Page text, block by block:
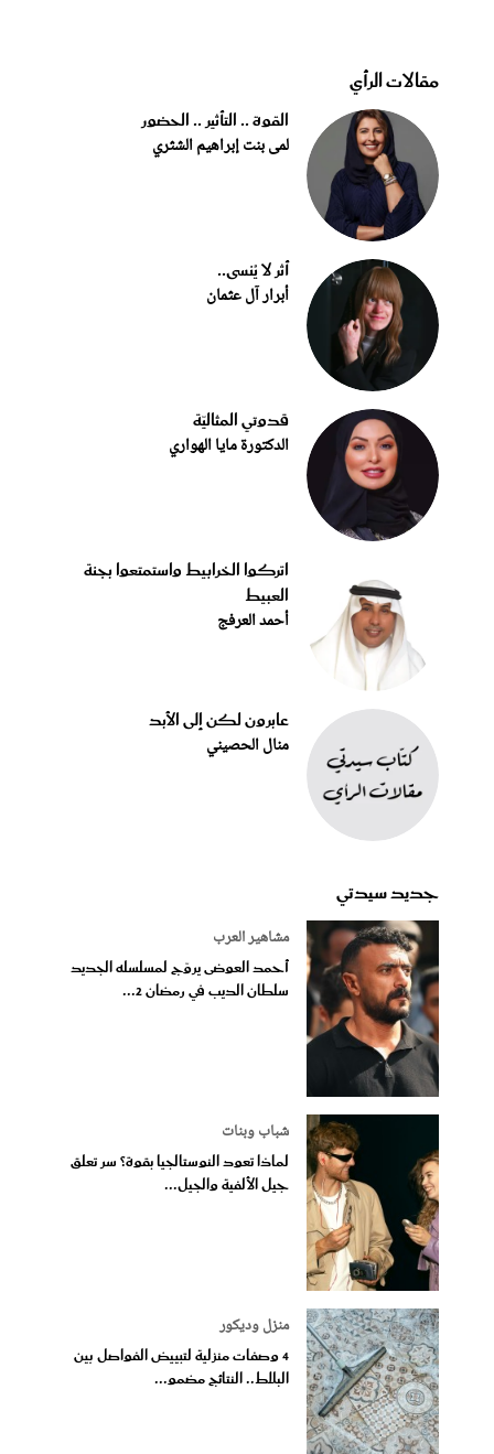
مقالات الرأي
القوة .. التأثير .. الحضور
لمى بنت إبراهيم الشثري
أثر لا يُنسى..
أبرار آل عثمان
قدوتي المثاليّة
الدكتورة مايا الهواري
اتركوا الخرابيط واستمتعوا بجنة
العبيط
أحمد العرفج
عابرون لكن إلى الأبد
منال الحصيني
جديد سيدتي
مشاهير العرب
أحمد العوضى يروّج لمسلسله الجديد
سلطان الديب في رمضان 2...
شباب وبنات
لماذا تعود النوستالجيا بقوة؟ سر تعلق
جيل الألفية والجيل...
منزل وديكور
4 وصفات منزلية لتبييض الفواصل بين
البلاط.. النتائج مضمو...